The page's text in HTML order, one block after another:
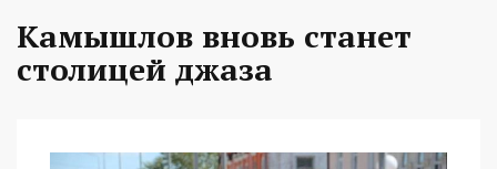
Камышлов вновь станет
столицей джаза